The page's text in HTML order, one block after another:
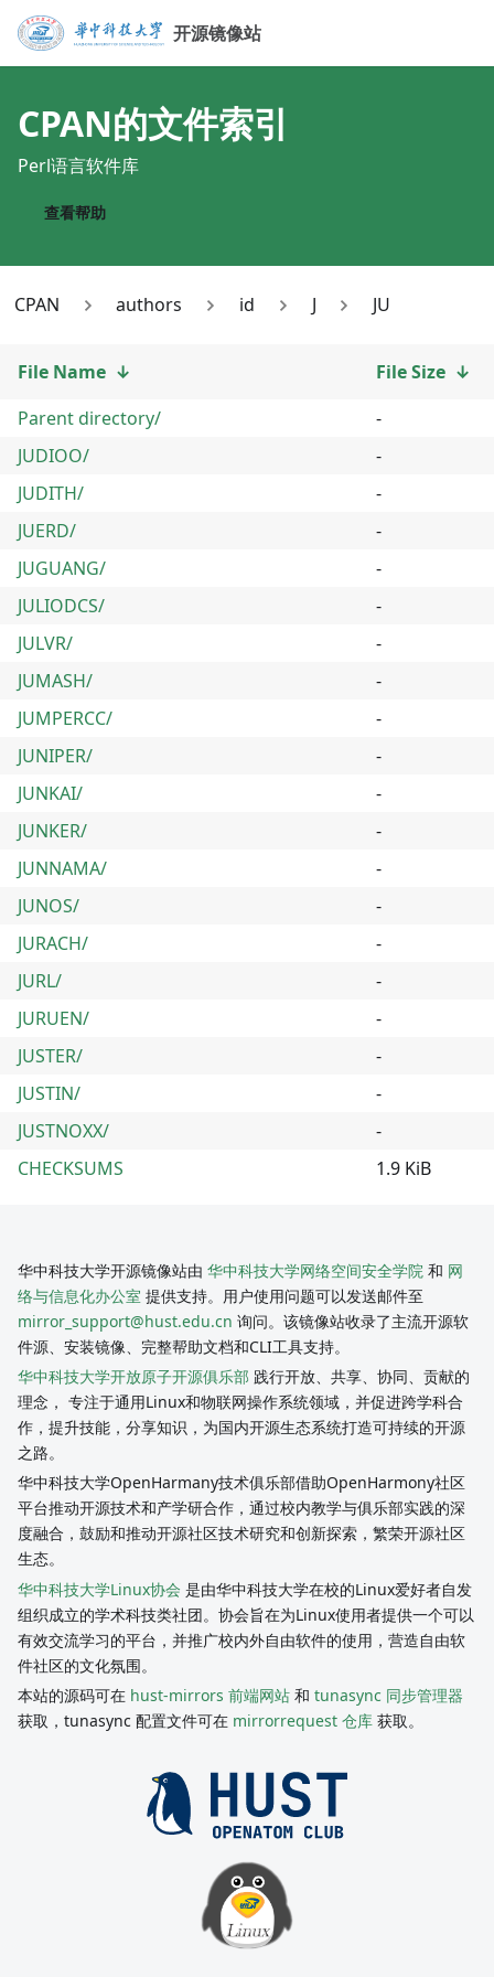
开源镜像站
CPAN的文件索引
Perl语言软件库
查看帮助
CPAN authors id J JU
File Name ↓ File Size ↓
Parent directory/
-
JUDIOO/
-
JUDITH/
-
JUERD/
-
JUGUANG/
-
JULIODCS/
-
JULVR/
-
JUMASH/
-
JUMPERCC/
-
JUNIPER/
-
JUNKAI/
-
JUNKER/
-
JUNNAMA/
-
JUNOS/
-
JURACH/
-
JURL/
-
JURUEN/
-
JUSTER/
-
JUSTIN/
-
JUSTNOXX/
-
CHECKSUMS
1.9 KiB
华中科技大学开源镜像站由 华中科技大学网络空间安全学院 和 网
络与信息化办公室 提供支持。用户使用问题可以发送邮件至
mirror_support@hust.edu.cn 询问。该镜像站收录了主流开源软
件源、安装镜像、完整帮助文档和CLI工具支持。
华中科技大学开放原子开源俱乐部 践行开放、共享、协同、贡献的
理念， 专注于通用Linux和物联网操作系统领域，并促进跨学科合
作，提升技能，分享知识，为国内开源生态系统打造可持续的开源
之路。
华中科技大学OpenHarmany技术俱乐部借助OpenHarmony社区
平台推动开源技术和产学研合作，通过校内教学与俱乐部实践的深
度融合，鼓励和推动开源社区技术研究和创新探索，繁荣开源社区
生态。
华中科技大学Linux协会 是由华中科技大学在校的Linux爱好者自发
组织成立的学术科技类社团。协会旨在为Linux使用者提供一个可以
有效交流学习的平台，并推广校内外自由软件的使用，营造自由软
件社区的文化氛围。
本站的源码可在 hust-mirrors 前端网站 和 tunasync 同步管理器
获取，tunasync 配置文件可在 mirrorrequest 仓库 获取。